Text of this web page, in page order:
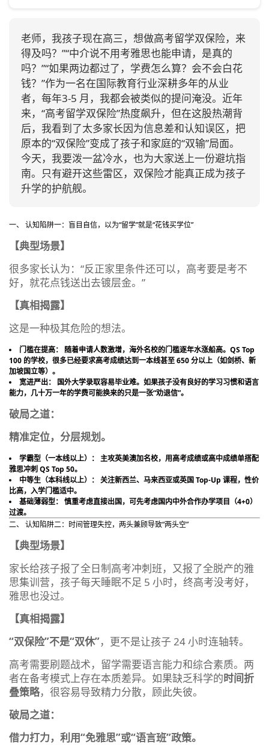
老师，我孩子现在高三，想做高考留学双保险，来
得及吗？”“中介说不用考雅思也能申请，是真的
吗？”“如果两边都过了，学费怎么算？会不会白花
钱？”作为一名在国际教育行业深耕多年的从业
者，每年3‑5 月，我都会被类似的提问淹没。近年
来，“高考留学双保险”热度飙升，但在这股热潮背
后，我看到了太多家长因为信息差和认知误区，把
原本的“双保险”变成了孩子和家庭的“双输”局面。
今天，我要泼一盆冷水，也为大家送上一份避坑指
南。只有避开这些雷区，双保险才能真正成为孩子
升学的护航舰。
一、 认知陷阱一：盲目自信，以为“留学”就是“花钱买学位”
【典型场景】
很多家长认为：“反正家里条件还可以，高考要是考不
好，就花点钱送出去镀层金。”
【真相揭露】
这是一种极其危险的想法。
门槛在提高：​ 随着申请人数激增，海外名校的门槛逐年水涨船高。QS Top
100 的学校，很多已经要求高考成绩达到一本线甚至 650 分以上（如剑桥、新
加坡国立等）。
宽进严出：​ 国外大学录取容易毕业难。如果孩子没有良好的学习习惯和语言
能力，几十万一年的学费可能换来的只是一张“劝退信”。
破局之道：
精准定位，分层规划。
学霸型（一本线以上）：​ 主攻英美澳加名校，用高考成绩或高中成绩单搭配
雅思冲刺 QS Top 50。
中等生（本科线以上）：​ 关注新西兰、马来西亚或英国 Top‑Up 课程，性价
比高，入学门槛适中。
基础薄弱型：​ 慎重考虑直接出国，可先考虑国内中外合作办学项目（4+0）
过渡。
二、 认知陷阱二：时间管理失控，两头兼顾导致“两头空”
【典型场景】
家长给孩子报了全日制高考冲刺班，又报了全脱产的雅
思集训营，孩子每天睡眠不足 5 小时，终高考没考好，
雅思也没过。
【真相揭露】
“双保险”不是“双休”，更不是让孩子 24 小时连轴转。
高考需要刷题战术，留学需要语言能力和综合素质。两
者在备考模式上存在本质差异。如果缺乏科学的时间折
叠策略，很容易导致精力分散，顾此失彼。
破局之道：
借力打力，利用“免雅思”或“语言班”政策。